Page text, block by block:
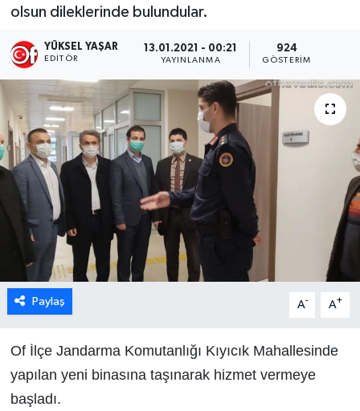
olsun dileklerinde bulundular.
YÜKSEL YAŞAR
EDITÖR
13.01.2021 - 00:21
YAYINLANMA
924
GÖSTERIM
Paylaş A- A+
Of İlçe Jandarma Komutanlığı Kıyıcık Mahallesinde
yapılan yeni binasına taşınarak hizmet vermeye
başladı.
Haber Arşivi